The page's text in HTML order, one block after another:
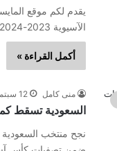
يقدم لكم موقع
الآسيوية 2023-2024 وتستضيف مدينة هانغتشو الصينية دورة الألعاب…
أكمل القراءة »
منى كامل 12 سبتمبر، 2023
السعودية تسقط
نجح منتخب السعودية